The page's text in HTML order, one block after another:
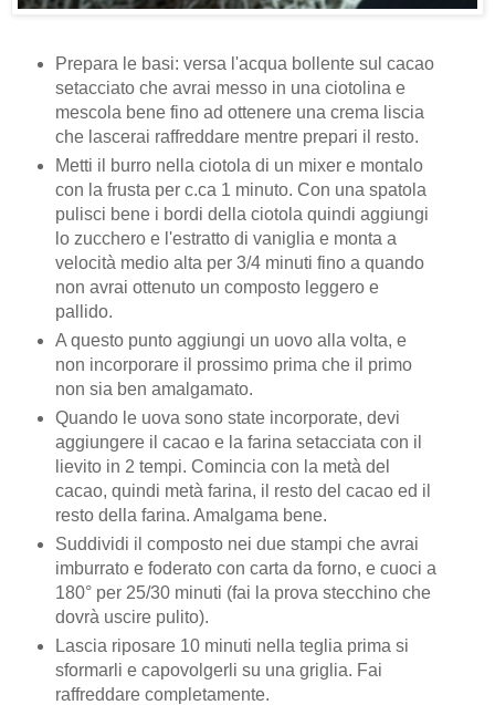
Prepara le basi: versa l'acqua bollente sul cacao
setacciato che avrai messo in una ciotolina e
mescola bene fino ad ottenere una crema liscia
che lascerai raffreddare mentre prepari il resto.
Metti il burro nella ciotola di un mixer e montalo
con la frusta per c.ca 1 minuto. Con una spatola
pulisci bene i bordi della ciotola quindi aggiungi
lo zucchero e l'estratto di vaniglia e monta a
velocità medio alta per 3/4 minuti fino a quando
non avrai ottenuto un composto leggero e
pallido.
A questo punto aggiungi un uovo alla volta, e
non incorporare il prossimo prima che il primo
non sia ben amalgamato.
Quando le uova sono state incorporate, devi
aggiungere il cacao e la farina setacciata con il
lievito in 2 tempi. Comincia con la metà del
cacao, quindi metà farina, il resto del cacao ed il
resto della farina. Amalgama bene.
Suddividi il composto nei due stampi che avrai
imburrato e foderato con carta da forno, e cuoci a
180° per 25/30 minuti (fai la prova stecchino che
dovrà uscire pulito).
Lascia riposare 10 minuti nella teglia prima si
sformarli e capovolgerli su una griglia. Fai
raffreddare completamente.